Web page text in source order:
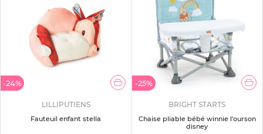
-24%
LILLIPUTIENS
Fauteuil enfant stella
-25%
BRIGHT STARTS
Chaise pliable bébé winnie l'ourson
disney